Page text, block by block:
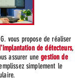
vous propose de réaliser
de détecteurs,
assurer unegestion de
simplement le